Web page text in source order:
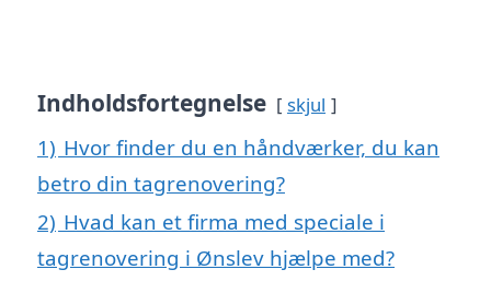
Indholdsfortegnelse skjul
1) Hvor finder du en håndværker, du kan
betro din tagrenovering?
2) Hvad kan et firma med speciale i
tagrenovering i Ønslev hjælpe med?